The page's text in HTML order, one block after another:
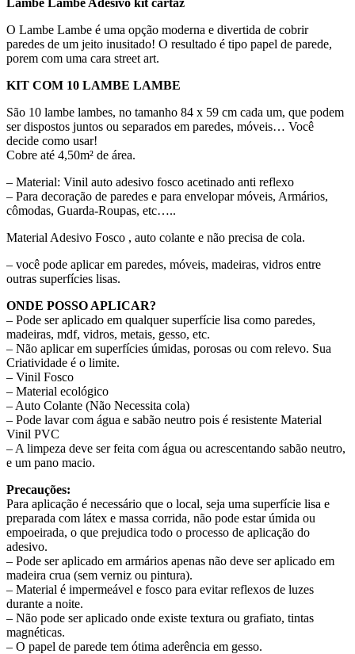
O Lambe Lambe é uma opção moderna e divertida de cobrir
paredes de um jeito inusitado! O resultado é tipo papel de parede,
porem com uma cara street art.
KIT COM 10 LAMBE LAMBE
São 10 lambe lambes, no tamanho 84 x 59 cm cada um, que podem
ser dispostos juntos ou separados em paredes, móveis… Você
decide como usar!
Cobre até 4,50m² de área.
– Material: Vinil auto adesivo fosco acetinado anti reflexo
– Para decoração de paredes e para envelopar móveis, Armários,
cômodas, Guarda-Roupas, etc…..
Material Adesivo Fosco , auto colante e não precisa de cola.
– você pode aplicar em paredes, móveis, madeiras, vidros entre
outras superfícies lisas.
ONDE POSSO APLICAR?
– Pode ser aplicado em qualquer superfície lisa como paredes,
madeiras, mdf, vidros, metais, gesso, etc.
– Não aplicar em superfícies úmidas, porosas ou com relevo. Sua
Criatividade é o limite.
– Vinil Fosco
– Material ecológico
– Auto Colante (Não Necessita cola)
– Pode lavar com água e sabão neutro pois é resistente Material
Vinil PVC
– A limpeza deve ser feita com água ou acrescentando sabão neutro,
e um pano macio.
Precauções:
Para aplicação é necessário que o local, seja uma superfície lisa e
preparada com látex e massa corrida, não pode estar úmida ou
empoeirada, o que prejudica todo o processo de aplicação do
adesivo.
– Pode ser aplicado em armários apenas não deve ser aplicado em
madeira crua (sem verniz ou pintura).
– Material é impermeável e fosco para evitar reflexos de luzes
durante a noite.
– Não pode ser aplicado onde existe textura ou grafiato, tintas
magnéticas.
– O papel de parede tem ótima aderência em gesso.